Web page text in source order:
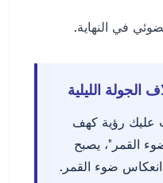
في النهاية.
عليك رؤية كهف
القمر"، يصبح
ضوء القمر.